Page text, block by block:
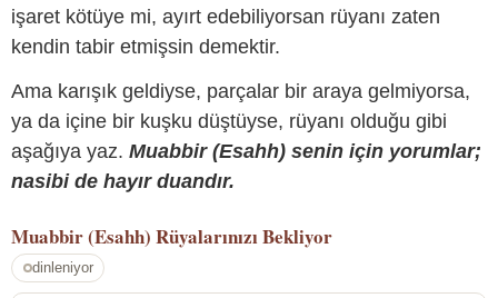
işaret kötüye mi, ayırt edebiliyorsan rüyanı zaten
kendin tabir etmişsin demektir.
Ama karışık geldiyse, parçalar bir araya gelmiyorsa,
ya da içine bir kuşku düştüyse, rüyanı olduğu gibi
aşağıya yaz. Muabbir (Esahh) senin için yorumlar;
nasibi de hayır duandır.
Muabbir (Esahh) Rüyalarınızı Bekliyor
dinleniyor